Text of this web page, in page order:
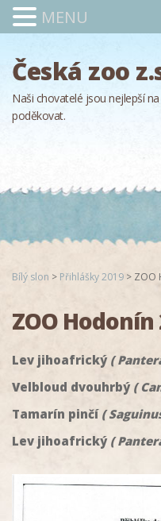
Česká zoo
Naši chovatelé jsou nejlepší
poděkovat.
Bílý slon > Přihlášky 2019 > ZOO
ZOO Hodonín
Lev jihoafrický (
Velbloud dvouhrbý (
Tamarín pinčí (
Lev jihoafrický (
MENU